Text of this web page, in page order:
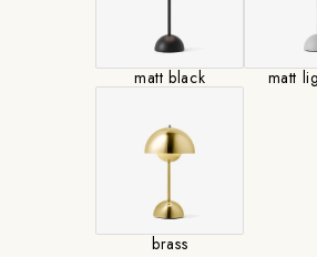
matt black matt
brass